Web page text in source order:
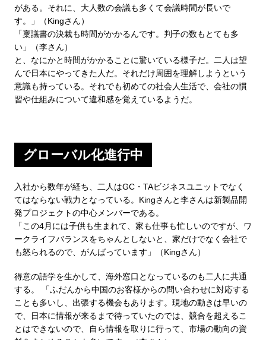
がある。それに、大人数の会議も多くて会議時間が長いで
す。」（Kingさん）
「稟議書の決裁も時間がかかるんです。判子の数もとても多
い」（李さん）
と、なにかと時間がかかることに驚いている様子だ。二人は望
んで日本にやってきた人だ。それだけ周囲を理解しようという
意識も持っている。それでも初めての社会人生活で、会社の慣
習や仕組みについて違和感を覚えているようだ。
グローバル化進行中
入社から数年が経ち、二人はGC・TAビジネスユニットでなく
てはならない戦力となっている。Kingさんと李さんは新製品開
発プロジェクトの中心メンバーである。
「この4月には子供も生まれて、家も仕事も忙しいのですが、ワ
ークライフバランスをちゃんとしないと、家だけでなく会社で
も怒られるので、がんばっています」（Kingさん）
得意の語学を生かして、海外窓口となっているのも二人に共通
する。 「ふだんから中国のお客様からの問い合わせに対応する
ことも多いし、出張する機会もあります。現地の動きは早いの
で、日本に情報が来るまで待っていたのでは、競合を超えるこ
とはできないので、自ら情報を取りに行って、市場の動向の資